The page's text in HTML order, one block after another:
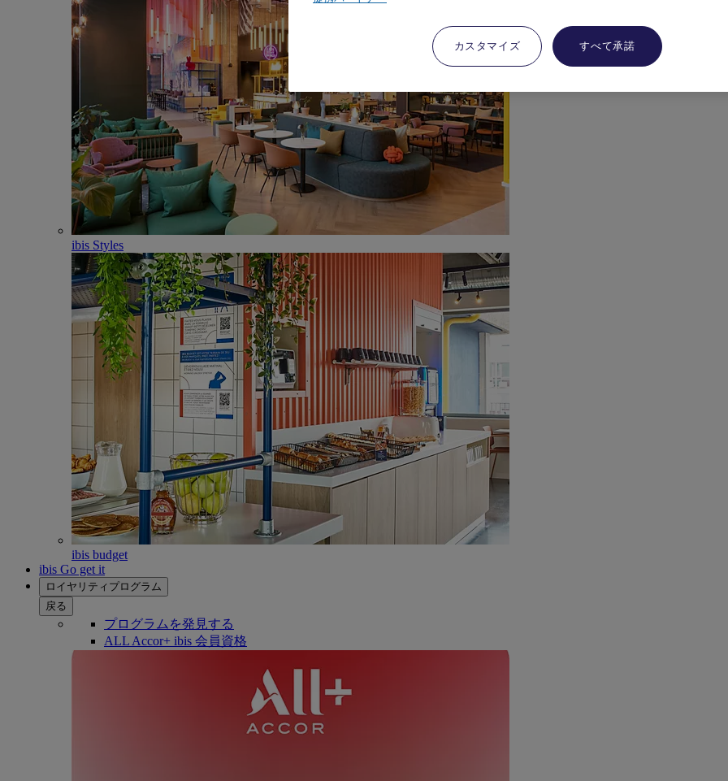
ibis Styles
ibis budget
ibis Go get it
ロイヤリティプログラム
戻る
プログラムを発見する
ALL Accor+ ibis 会員資格
カスタマイズ すべて承諾